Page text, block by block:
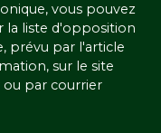
vous pouvez
la liste d'opposition
prévu par l'article
sur le site
par courrier